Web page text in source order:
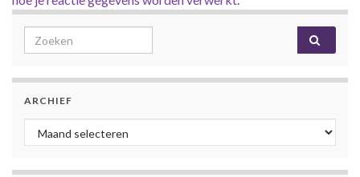
Search for:
ARCHIEF
Archief